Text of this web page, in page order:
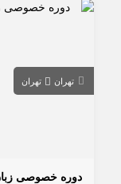
تهران تهران
دوره خصوصی